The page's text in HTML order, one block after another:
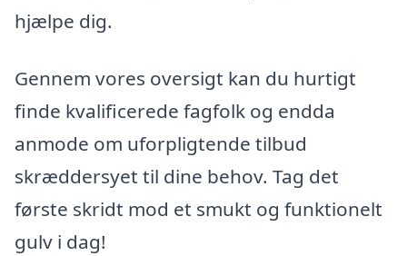
hjælpe dig.
Gennem vores oversigt kan du hurtigt
finde kvalificerede fagfolk og endda
anmode om uforpligtende tilbud
skræddersyet til dine behov. Tag det
første skridt mod et smukt og funktionelt
gulv i dag!